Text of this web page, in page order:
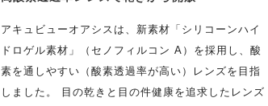
アキュビューオアシスは、新素材「シリコーンハイ
ドロゲル素材」（セノフィルコン A）を採用し、酸
素を通しやすい（酸素透過率が高い）レンズを目指
しました。 目の乾きと目の件健康を追求したレンズ